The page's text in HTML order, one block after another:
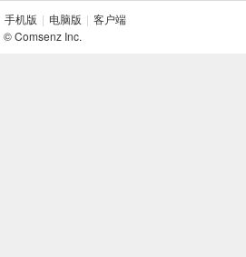
手机版 | 电脑版 | 客户端
© Comsenz Inc.